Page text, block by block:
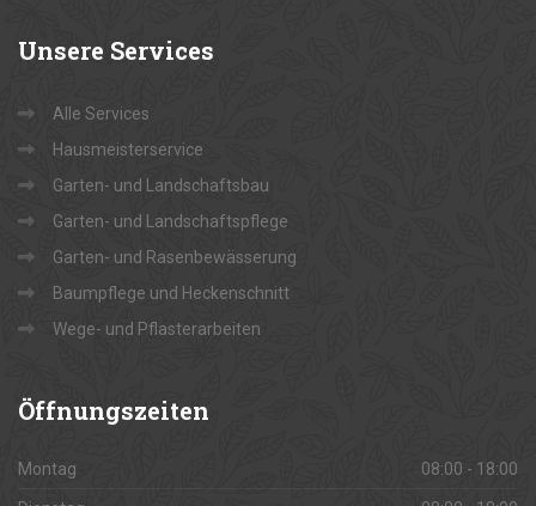
Unsere Services
Alle Services
Hausmeisterservice
Garten- und Landschaftsbau
Garten- und Landschaftspflege
Garten- und Rasenbewässerung
Baumpflege und Heckenschnitt
Wege- und Pflasterarbeiten
Öffnungszeiten
Montag 08:00 - 18:00